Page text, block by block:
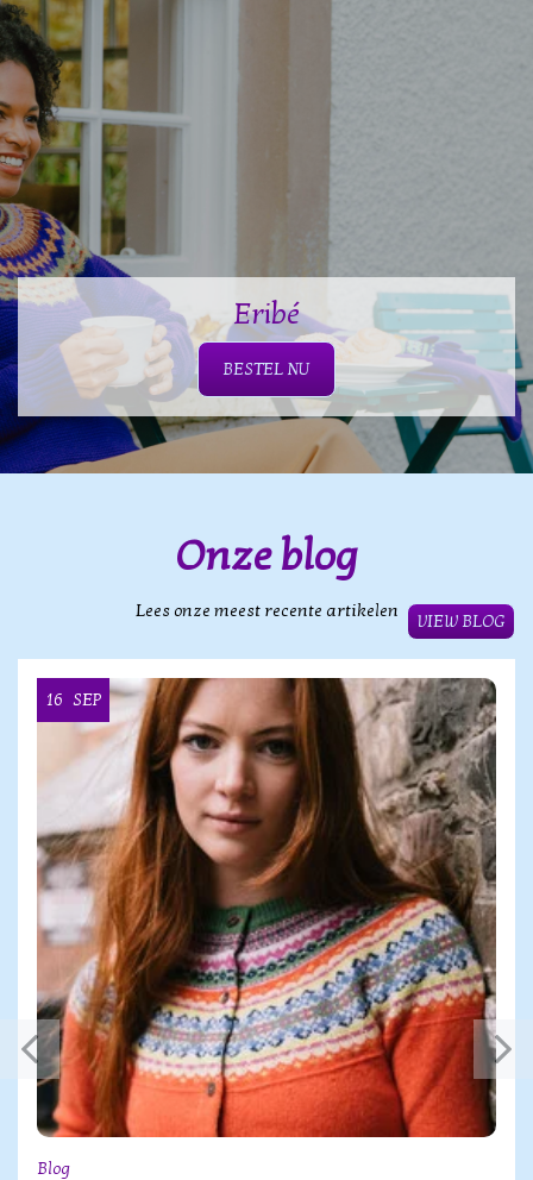
Eribé
BESTEL NU
Onze blog
Lees onze meest recente artikelen
VIEW BLOG
16 SEP
Blog